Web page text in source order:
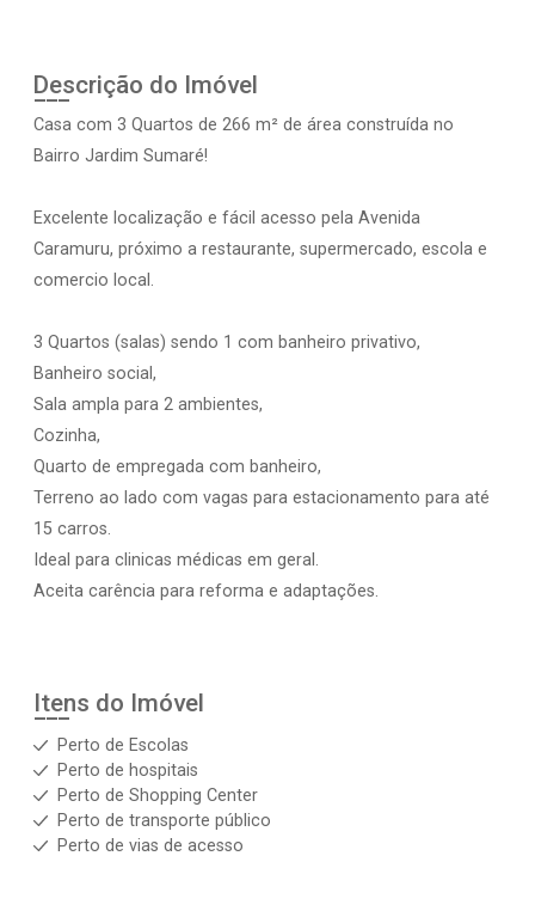
Descrição do Imóvel
Casa com 3 Quartos de 266 m² de área construída no
Bairro Jardim Sumaré!
Excelente localização e fácil acesso pela Avenida
Caramuru, próximo a restaurante, supermercado, escola e
comercio local.
3 Quartos (salas) sendo 1 com banheiro privativo,
Banheiro social,
Sala ampla para 2 ambientes,
Cozinha,
Quarto de empregada com banheiro,
Terreno ao lado com vagas para estacionamento para até
15 carros.
Ideal para clinicas médicas em geral.
Aceita carência para reforma e adaptações.
Itens do Imóvel
Perto de Escolas
Perto de hospitais
Perto de Shopping Center
Perto de transporte público
Perto de vias de acesso